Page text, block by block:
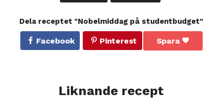
Dela receptet "Nobelmiddag på studentbudget"
Facebook Pinterest Spara
Liknande recept